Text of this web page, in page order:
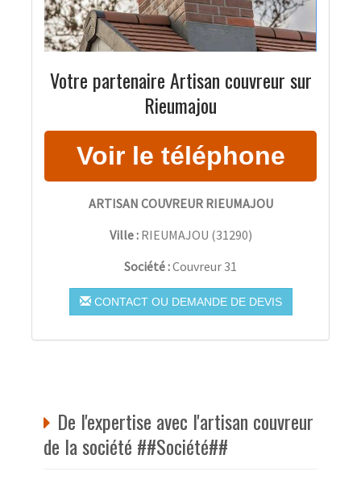
Votre partenaire Artisan couvreur sur
Rieumajou
ARTISAN COUVREUR RIEUMAJOU
Ville : RIEUMAJOU (31290)
Société :Couvreur 31
CONTACT OU DEMANDE DE DEVIS
De l'expertise avec l'artisan couvreur
de la société ##Société##